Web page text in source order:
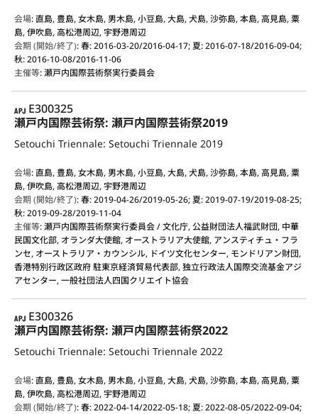
会場:直島, 豊島, 女木島, 男木島, 小豆島, 大島, 犬島, 沙弥島, 本島, 高見島, 粟
島, 伊吹島, 高松港周辺, 宇野港周辺
会期 (開始/終了):春: 2016-03-20/2016-04-17; 夏: 2016-07-18/2016-09-04;
秋: 2016-10-08/2016-11-06
主催等:瀬戸内国際芸術祭実行委員会
APJ
E300325
瀬戸内国際芸術祭: 瀬戸内国際芸術祭2019
Setouchi Triennale: Setouchi Triennale 2019
会場:直島, 豊島, 女木島, 男木島, 小豆島, 大島, 犬島, 沙弥島, 本島, 高見島, 粟
島, 伊吹島, 高松港周辺, 宇野港周辺
会期 (開始/終了):春: 2019-04-26/2019-05-26; 夏: 2019-07-19/2019-08-25;
秋: 2019-09-28/2019-11-04
主催等:瀬戸内国際芸術祭実行委員会 / 文化庁, 公益財団法人福武財団, 中華
民国文化部, オランダ大使館, オーストラリア大使館, アンスティチュ・フラ
ンセ, オーストラリア・カウンシル, ドイツ文化センター, モンドリアン財団,
香港特別行政区政府 駐東京経済貿易代表部, 独立行政法人国際交流基金アジ
アセンター, 一般社団法人四国クリエイト協会
APJ
E300326
瀬戸内国際芸術祭: 瀬戸内国際芸術祭2022
Setouchi Triennale: Setouchi Triennale 2022
会場:直島, 豊島, 女木島, 男木島, 小豆島, 大島, 犬島, 沙弥島, 本島, 高見島, 粟
島, 伊吹島, 高松港周辺, 宇野港周辺
会期 (開始/終了):春: 2022-04-14/2022-05-18; 夏: 2022-08-05/2022-09-04;